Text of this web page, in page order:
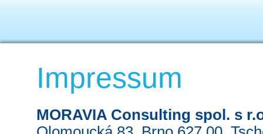
Impressum
MORAVIA Consulting spol. s